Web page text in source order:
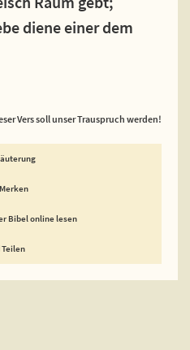
diene einer dem
Vers soll unser Trauspruch werden!
Bibel online lesen
Teilen